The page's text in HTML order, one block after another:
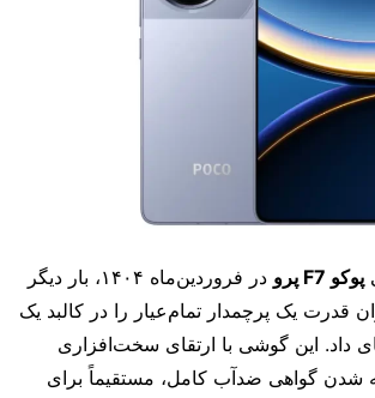
پوکو F7 پرو
در فروردین‌ماه ۱۴۰۴، بار دیگر
قدرت یک پرچمدار تمام‌عیار را در کالبد یک
داد. این گوشی با ارتقای سخت‌افزاری
شدن گواهی ضدآب کامل، مستقیماً برای